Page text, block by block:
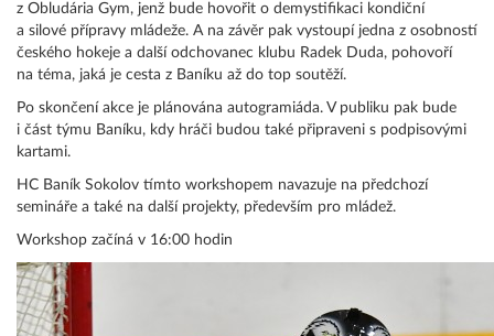
z Obludária Gym, jenž bude hovořit o demystifikaci kondiční
a silové přípravy mládeže. A na závěr pak vystoupí jedna z osobností
českého hokeje a další odchovanec klubu Radek Duda, pohovoří
na téma, jaká je cesta z Baníku až do top soutěží.
Po skončení akce je plánována autogramiáda. V publiku pak bude
i část týmu Baníku, kdy hráči budou také připraveni s podpisovými
kartami.
HC Baník Sokolov tímto workshopem navazuje na předchozí
semináře a také na další projekty, především pro mládež.
Workshop začíná v 16:00 hodin